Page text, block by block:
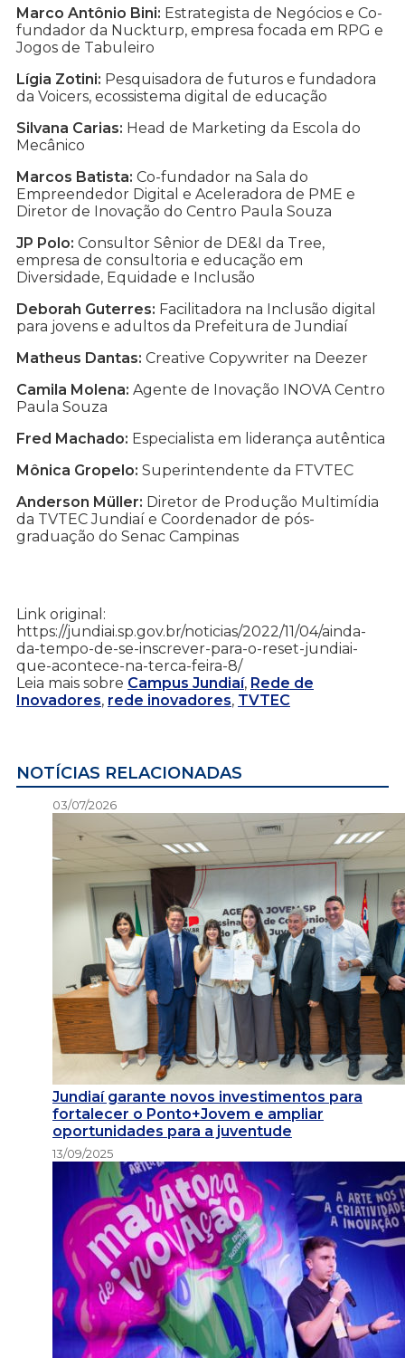
Marco Antônio Bini: Estrategista de Negócios e Co-
fundador da Nuckturp, empresa focada em RPG e
Jogos de Tabuleiro
Lígia Zotini: Pesquisadora de futuros e fundadora
da Voicers, ecossistema digital de educação
Silvana Carias: Head de Marketing da Escola do
Mecânico
Marcos Batista: Co-fundador na Sala do
Empreendedor Digital e Aceleradora de PME e
Diretor de Inovação do Centro Paula Souza
JP Polo: Consultor Sênior de DE&I da Tree,
empresa de consultoria e educação em
Diversidade, Equidade e Inclusão
Deborah Guterres: Facilitadora na Inclusão digital
para jovens e adultos da Prefeitura de Jundiaí
Matheus Dantas: Creative Copywriter na Deezer
Camila Molena: Agente de Inovação INOVA Centro
Paula Souza
Fred Machado: Especialista em liderança autêntica
Mônica Gropelo: Superintendente da FTVTEC
Anderson Müller: Diretor de Produção Multimídia
da TVTEC Jundiaí e Coordenador de pós-
graduação do Senac Campinas
Link original:
https://jundiai.sp.gov.br/noticias/2022/11/04/ainda-
da-tempo-de-se-inscrever-para-o-reset-jundiai-
que-acontece-na-terca-feira-8/
Leia mais sobre Campus Jundiaí, Rede de
Inovadores, rede inovadores, TVTEC
NOTÍCIAS RELACIONADAS
03/07/2026
Jundiaí garante novos investimentos para
fortalecer o Ponto+Jovem e ampliar
oportunidades para a juventude
13/09/2025